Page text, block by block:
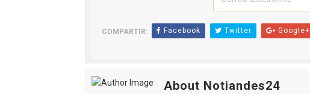
COMPARTIR: Facebook Twitter Google+
About Notiandes24